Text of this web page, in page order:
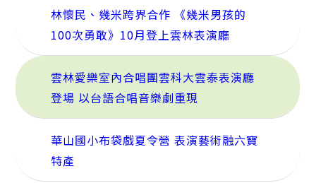
林懷民、幾米跨界合作 《幾米男孩的
100次勇敢》10月登上雲林表演廳
雲林愛樂室內合唱團雲科大雲泰表演廳
登場 以台語合唱音樂劇重現
華山國小布袋戲夏令營 表演藝術融六寶
特產